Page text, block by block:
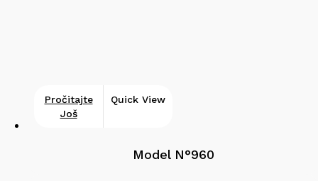
Pročitajte
Još
Quick View
Model N°960